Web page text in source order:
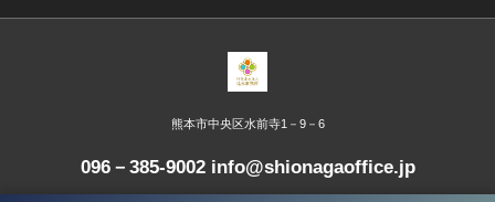
熊本市中央区水前寺1－9－6
096－385-9002 info@shionagaoffice.jp